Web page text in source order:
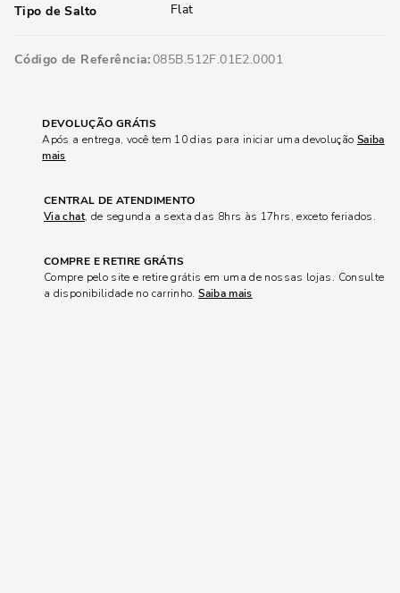
Tipo de Salto Flat
Código de Referência 085B.512F.01E2.0001
DEVOLUÇÃO GRÁTIS
Após a entrega, você tem 10 dias para iniciar uma devolução Saiba
mais
CENTRAL DE ATENDIMENTO
Via chat, de segunda a sexta das 8hrs às 17hrs, exceto feriados.
COMPRE E RETIRE GRÁTIS
Compre pelo site e retire grátis em uma de nossas lojas. Consulte
a disponibilidade no carrinho.Saiba mais